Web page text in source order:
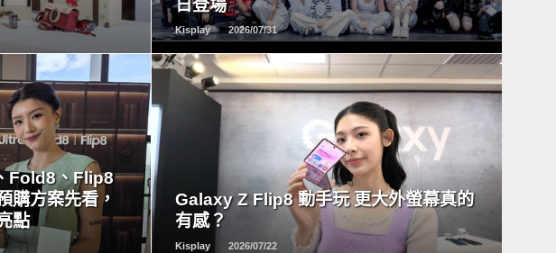
日登場
Kisplay 2026/07/31
Fold8、Flip8
購方案先看，
點
Galaxy Z Flip8 動手玩 更大外螢幕真的
有感？
Kisplay 2026/07/22
READ
MORE